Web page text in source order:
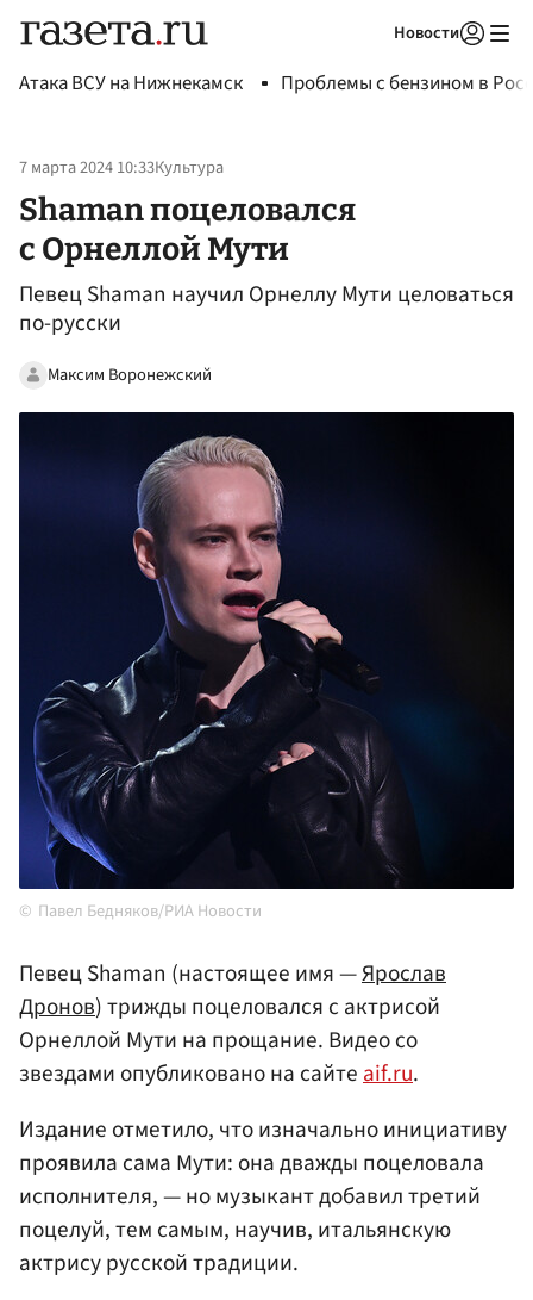
Новости
Атака ВСУ на Нижнекамск Проблемы с бензином в
7 марта 2024 10:33Культура
Shaman поцеловался
с Орнеллой Мути
Певец Shaman научил Орнеллу Мути целоваться
по-русски
Максим Воронежский
Павел Бедняков/РИА Новости
Певец Shaman (настоящее имя —Ярослав
Дронов) трижды поцеловался с актрисой
Орнеллой Мути на прощание. Видео со
звездами опубликовано на сайтеaif.ru.
Издание отметило, что изначально инициативу
проявила сама Мути: она дважды поцеловала
исполнителя, — но музыкант добавил третий
поцелуй, тем самым, научив, итальянскую
актрису русской традиции.